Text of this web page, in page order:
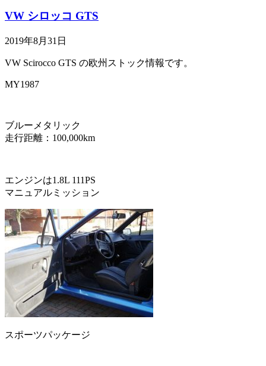
VW シロッコ GTS
2019年8月31日
VW Scirocco GTS の欧州ストック情報です。
MY1987
ブルーメタリック
走行距離：100,000km
エンジンは1.8L 111PS
マニュアルミッション
スポーツパッケージ